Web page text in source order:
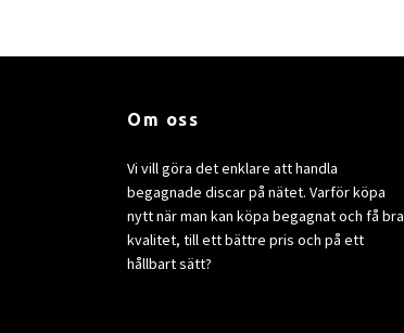
Om oss
Vi vill göra det enklare att handla
begagnade discar på nätet. Varför köpa
nytt när man kan köpa begagnat och få bra
kvalitet, till ett bättre pris och på ett
hållbart sätt?